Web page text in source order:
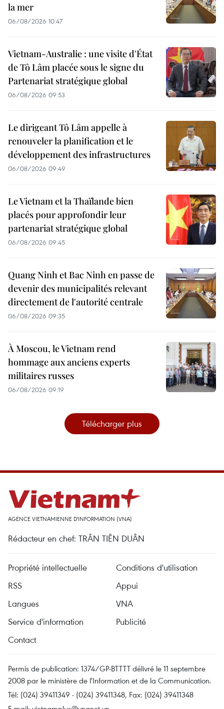
la mer
06/08/2026 10:47
Vietnam-Australie : une visite d'État
de Tô Lâm placée sous le signe du
Partenariat stratégique global
06/08/2026 09:53
Le dirigeant Tô Lâm appelle à
renouveler la planification et le
développement des infrastructures
06/08/2026 09:49
Le Vietnam et la Thaïlande bien
placés pour approfondir leur
partenariat stratégique global
06/08/2026 09:45
Quang Ninh et Bac Ninh en passe de
devenir des municipalités relevant
directement de l'autorité centrale
06/08/2026 09:35
À Moscou, le Vietnam rend
hommage aux anciens experts
militaires russes
06/08/2026 09:19
Télécharger plus
AGENCE VIETNAMIENNE D'INFORMATION (VNA)
Rédacteur en chef: TRÂN TIÊN DUÂN
Propriété intellectuelle
Conditions d'utilisation
RSS
Appui
Langues
VNA
Service d'information
Publicité
Contact
Permis de publication: 1374/GP-BTTTT délivré le 11 septembre
2008 par le ministère de l'Information et de la Communication.
Tél: (024) 39411349 - (024) 39411348, Fax: (024) 39411348